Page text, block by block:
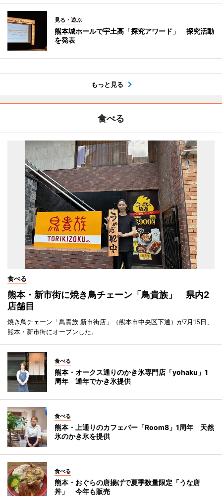
見る・遊ぶ
熊本城ホールで宇土高「探究アワード」 探究活動
を発表
もっと見る
食べる
食べる
熊本・新市街に焼き鳥チェーン「鳥貴族」 県内2
店舗目
焼き鳥チェーン「鳥貴族 新市街店」（熊本市中央区下通）が7月15日、
熊本・新市街にオープンした。
食べる
熊本・オークス通りのかき氷専門店「yohaku」1
周年 通年でかき氷提供
食べる
熊本・上通りのカフェバー「Room8」1周年 天然
氷のかき氷を提供
食べる
熊本・おぐらの唐揚げで夏季数量限定「うな唐
丼」 今年も販売